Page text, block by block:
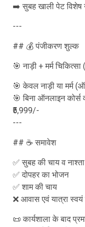
➡️ सुबह खाली पेट विशेष
---
## 💰 पंजीकरण शुल्क
🎯 नाड़ी + मर्म
🎯 केवल नाड़ी या मर्म
🎯 बिना ऑनलाइन कोर्स
₹5,999/-
---
## ☕ समावेश
✅ सुबह की चाय व नाश्ता
✅ दोपहर का भोजन
✅ शाम की चाय
❌ आवास एवं यात्रा स्वयं
📜 कार्यशाला के बाद